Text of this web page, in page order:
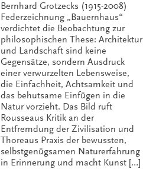
Bernhard Grotzecks (1915-2008)
Federzeichnung „Bauernhaus“
verdichtet die Beobachtung zur
philosophischen These: Architektur
und Landschaft sind keine
Gegensätze, sondern Ausdruck
einer verwurzelten Lebensweise,
die Einfachheit, Achtsamkeit und
das behutsame Einfügen in die
Natur vorzieht. Das Bild ruft
Rousseaus Kritik an der
Entfremdung der Zivilisation und
Thoreaus Praxis der bewussten,
selbstgenügsamen Naturerfahrung
in Erinnerung und macht Kunst […]